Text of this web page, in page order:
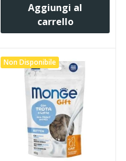
Aggiungi al
carrello
Non Disponibile